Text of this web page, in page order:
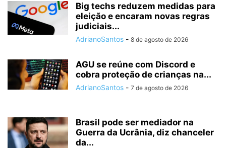
Big techs reduzem medidas para
eleição e encaram novas regras
judiciais...
AdrianoSantos - 8 de agosto de 2026
AGU se reúne com Discord e
cobra proteção de crianças na...
AdrianoSantos - 7 de agosto de 2026
Brasil pode ser mediador na
Guerra da Ucrânia, diz chanceler
da...